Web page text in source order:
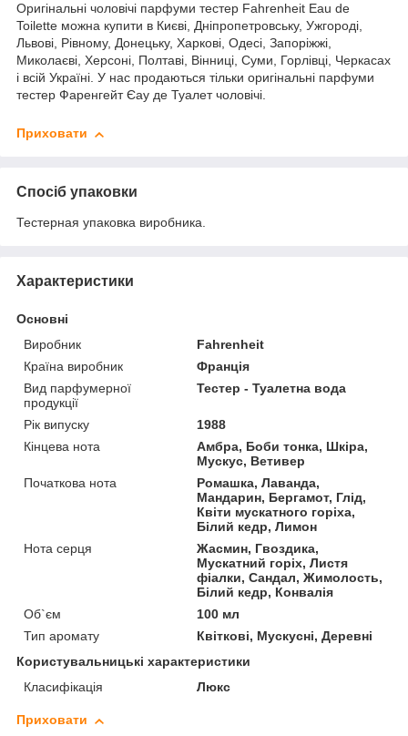
Оригінальні чоловічі парфуми тестер Fahrenheit Eau de
Toilette можна купити в Києві, Дніпропетровську, Ужгороді,
Львові, Рівному, Донецьку, Харкові, Одесі, Запоріжжі,
Миколаєві, Херсоні, Полтаві, Вінниці, Суми, Горлівці, Черкасах
і всій Україні. У нас продаються тільки оригінальні парфуми
тестер Фаренгейт Єау де Туалет чоловічі.
Приховати
Спосіб упаковки
Тестерная упаковка виробника.
Характеристики
Основні
Виробник
Fahrenheit
Країна виробник
Франція
Вид парфумерної
продукції
Тестер - Туалетна вода
Рік випуску
1988
Кінцева нота
Амбра, Боби тонка, Шкіра,
Мускус, Ветивер
Початкова нота
Ромашка, Лаванда,
Мандарин, Бергамот, Глід,
Квіти мускатного горіха,
Білий кедр, Лимон
Нота серця
Жасмин, Гвоздика,
Мускатний горіх, Листя
фіалки, Сандал, Жимолость,
Білий кедр, Конвалія
Об`єм
100 мл
Тип аромату
Квіткові, Мускусні, Деревні
Користувальницькі характеристики
Класифікація
Люкс
Приховати